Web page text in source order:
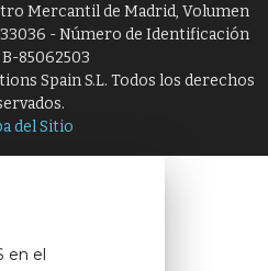
Mercantil de Madrid, Volumen
- Número de Identificación
85062503
Spain S.L. Todos los derechos
del Sitio
en el